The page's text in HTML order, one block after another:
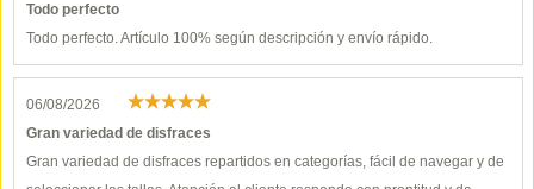
Todo perfecto
Todo perfecto. Artículo 100% según descripción y envío rápido.
06/08/2026
Gran variedad de disfraces
Gran variedad de disfraces repartidos en categorías, fácil de navegar y de